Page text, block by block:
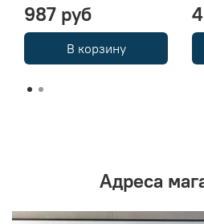
987 руб
В корзину
Адреса